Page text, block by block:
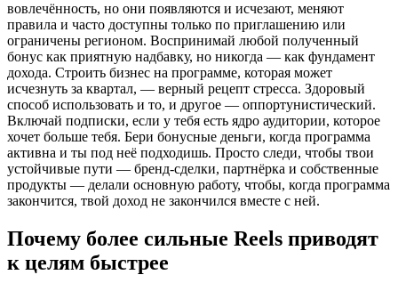
вовлечённость, но они появляются и исчезают, меняют
правила и часто доступны только по приглашению или
ограничены регионом. Воспринимай любой полученный
бонус как приятную надбавку, но никогда — как фундамент
дохода. Строить бизнес на программе, которая может
исчезнуть за квартал, — верный рецепт стресса. Здоровый
способ использовать и то, и другое — оппортунистический.
Включай подписки, если у тебя есть ядро аудитории, которое
хочет больше тебя. Бери бонусные деньги, когда программа
активна и ты под неё подходишь. Просто следи, чтобы твои
устойчивые пути — бренд-сделки, партнёрка и собственные
продукты — делали основную работу, чтобы, когда программа
закончится, твой доход не закончился вместе с ней.
Почему более сильные Reels приводят
к целям быстрее